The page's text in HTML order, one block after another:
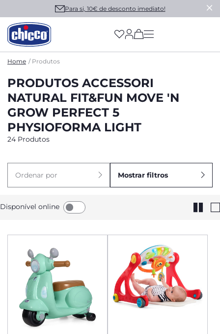
Para si, 10€ de desconto imediato!
(has more options
Home Produtos
PRODUTOS ACCESSORI
NATURAL FIT&FUN MOVE 'N
GROW PERFECT 5
PHYSIOFORMA LIGHT
24 Produtos
Ordenar por Mostrar filtros
Disponível online